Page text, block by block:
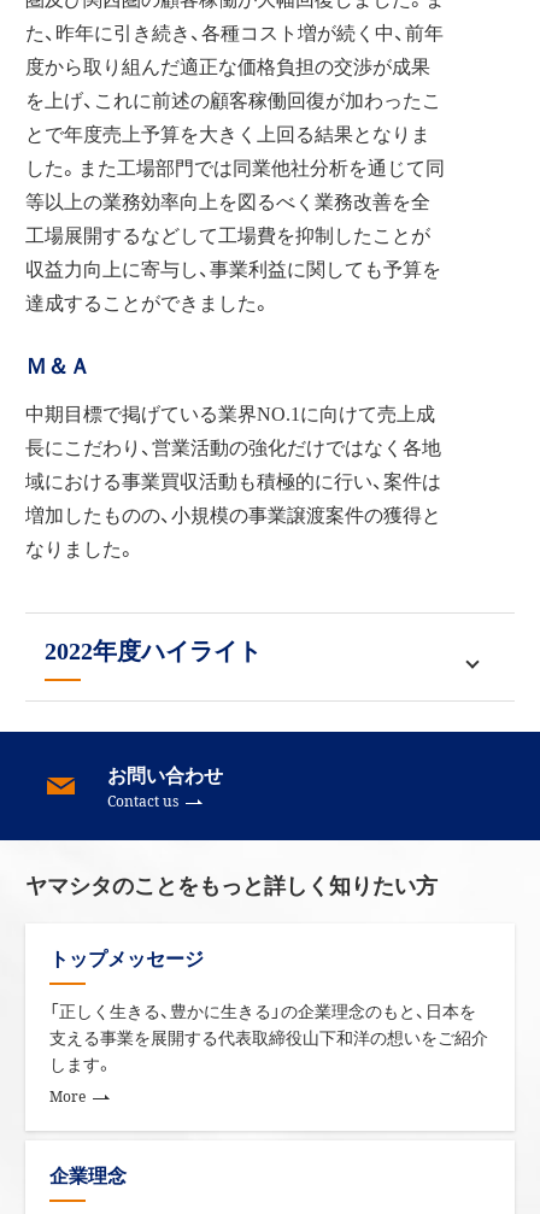
た、昨年に引き続き、各種コスト増が続く中、前年
度から取り組んだ適正な価格負担の交渉が成果
を上げ、これに前述の顧客稼働回復が加わったこ
とで年度売上予算を大きく上回る結果となりま
した。また工場部門では同業他社分析を通じて同
等以上の業務効率向上を図るべく業務改善を全
工場展開するなどして工場費を抑制したことが
収益力向上に寄与し、事業利益に関しても予算を
達成することができました。
Ｍ＆Ａ
中期目標で掲げている業界NO.1に向けて売上成
長にこだわり、営業活動の強化だけではなく各地
域における事業買収活動も積極的に行い、案件は
増加したものの、小規模の事業譲渡案件の獲得と
なりました。
2022年度ハイライト
中期経営スローガン2024「EXから考える」に基づき、
社員の仕事のやりがいが向上していくための取り組
みに注力しました。理念に紐づく人事制度の再構築
の議論を開始したほか、人財育成の優先順位の引き
上げ、特に若手の一人立ち支援に会社全体で注力し
たことに加え、現場集会（経営執行陣によるタウンホ
事のやりがいと会社の目指す方向性のすり合わせを
行いました。
単位：億円
ホームケア事業
お問い合わせ
Contact us
ヤマシタのことをもっと詳しく知りたい方
トップメッセージ
「正しく生きる、豊かに生きる」の企業理念のもと、日本を
支える事業を展開する代表取締役山下和洋の想いをご紹介
します。
More
企業理念